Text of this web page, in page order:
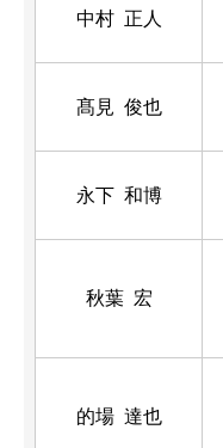
中村 正人
髙見 俊也
永下 和博
秋葉 宏
的場 達也